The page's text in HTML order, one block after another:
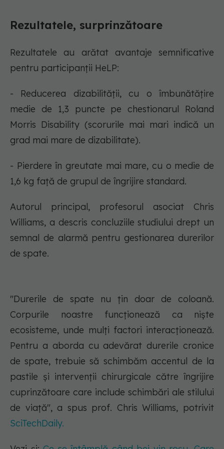
Rezultatele, surprinzătoare
Rezultatele au arătat avantaje semnificative
pentru participanții HeLP:
- Reducerea dizabilității, cu o îmbunătățire
medie de 1,3 puncte pe chestionarul Roland
Morris Disability (scorurile mai mari indică un
grad mai mare de dizabilitate).
- Pierdere în greutate mai mare, cu o medie de
1,6 kg față de grupul de îngrijire standard.
Autorul principal, profesorul asociat Chris
Williams, a descris concluziile studiului drept un
semnal de alarmă pentru gestionarea durerilor
de spate.
"Durerile de spate nu țin doar de coloană.
Corpurile noastre funcționează ca niște
ecosisteme, unde mulți factori interacționează.
Pentru a aborda cu adevărat durerile cronice
de spate, trebuie să schimbăm accentul de la
pastile și intervenții chirurgicale către îngrijire
cuprinzătoare care include schimbări ale stilului
de viață", a spus prof. Chris Williams, potrivit
SciTechDaily.